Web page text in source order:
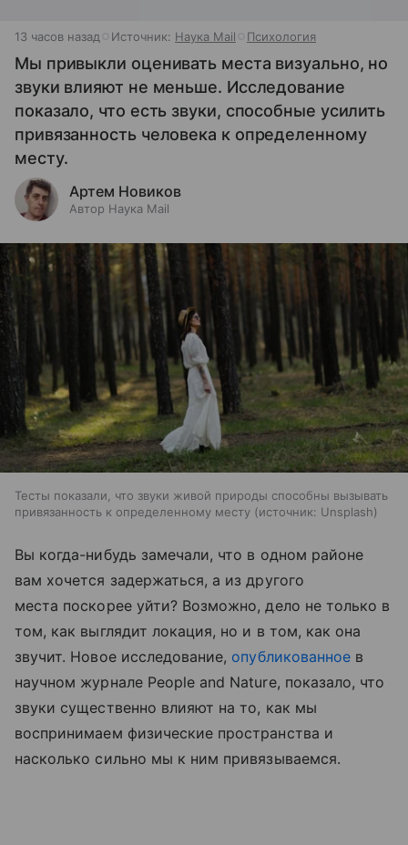
13 часов назад Источник: Наука Mail Психология
Мы привыкли оценивать места визуально, но
звуки влияют не меньше. Исследование
показало, что есть звуки, способные усилить
привязанность человека к определенному
месту.
Артем Новиков
Автор Наука Mail
Тесты показали, что звуки живой природы способны вызывать
привязанность к определенному месту
источник: Unsplash
Вы когда-нибудь замечали, что в одном районе
вам хочется задержаться, а из другого
места поскорее уйти? Возможно, дело не только в
том, как выглядит локация, но и в том, как она
звучит. Новое исследование, опубликованное в
научном журнале People and Nature, показало, что
звуки существенно влияют на то, как мы
воспринимаем физические пространства и
насколько сильно мы к ним привязываемся.